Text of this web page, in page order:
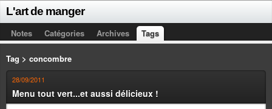
L'art de manger
Notes Catégories Archives Tags
Tag > concombre
28/09/2011
Menu tout vert...et aussi délicieux !